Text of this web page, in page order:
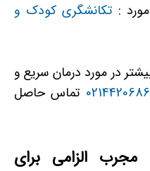
: تکانشگری کودک و
در مورد درمان سریع و
تماس حاصل
مجرب الزامی برای